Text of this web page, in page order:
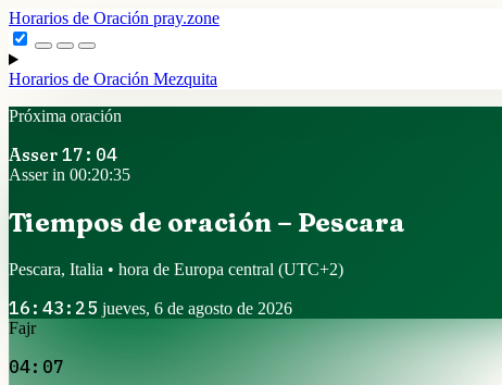
Horarios de Oración pray.zone
Horarios de Oración Mezquita
Próxima oración
Asser 17:04
Asser in 00:20:34
Tiempos de oración – Pescara
Pescara, Italia • hora de Europa central (UTC+2)
16:43:26 jueves, 6 de agosto de 2026
Fajr
04:07